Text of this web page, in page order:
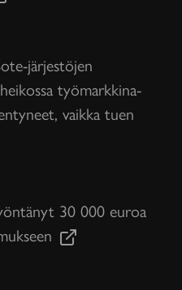
järjestöjen
työmarkkina-
vaikka tuen
30 000 euroa